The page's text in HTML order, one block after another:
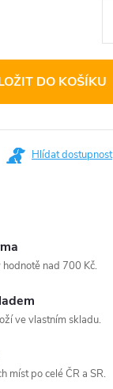
DO KOŠÍKU
Hlídat dostupnost
nad 700 Kč.
ve vlastním skladu.
míst po celé ČR a SR.